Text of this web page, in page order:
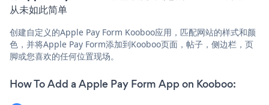
从未如此简单
创建自定义的Apple Pay Form Kooboo应用，匹配网站的样式和颜
色，并将Apple Pay Form添加到Kooboo页面，帖子，侧边栏，页
脚或您喜欢的任何位置现场。
How To Add a Apple Pay Form App on Kooboo: